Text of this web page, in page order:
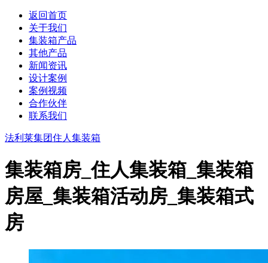
返回首页
关于我们
集装箱产品
其他产品
新闻资讯
设计案例
案例视频
合作伙伴
联系我们
法利莱集团住人集装箱
集装箱房_住人集装箱_集装箱
房屋_集装箱活动房_集装箱式
房